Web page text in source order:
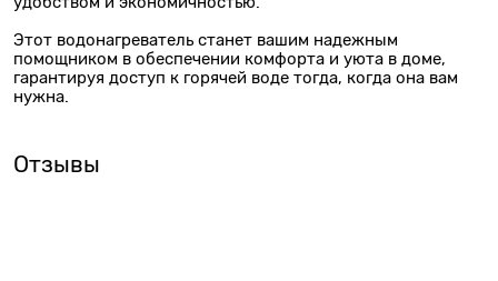
Этот водонагреватель станет вашим надежным
помощником в обеспечении комфорта и уюта в доме,
гарантируя доступ к горячей воде тогда, когда она вам
нужна.
Отзывы